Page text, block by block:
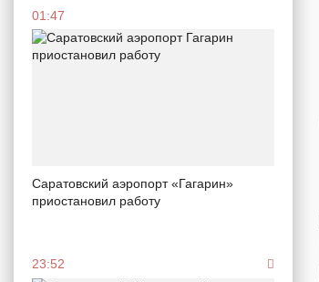
01:47
Саратовский аэропорт «Гагарин»
приостановил работу
23:52